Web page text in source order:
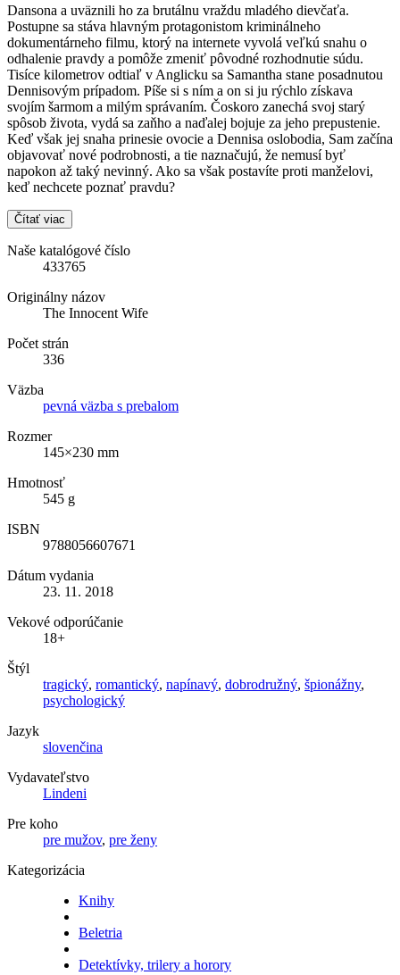
Dansona a uväznili ho za brutálnu vraždu mladého dievčaťa.
Postupne sa stáva hlavným protagonistom kriminálneho
dokumentárneho filmu, ktorý na internete vyvolá veľkú snahu o
odhalenie pravdy a pomôže zmeniť pôvodné rozhodnutie súdu.
Tisíce kilometrov odtiaľ v Anglicku sa Samantha stane posadnutou
Dennisovým prípadom. Píše si s ním a on si ju rýchlo získava
svojím šarmom a milým správaním. Čoskoro zanechá svoj starý
spôsob života, vydá sa zaňho a naďalej bojuje za jeho prepustenie.
Keď však jej snaha prinesie ovocie a Dennisa oslobodia, Sam začína
objavovať nové podrobnosti, a tie naznačujú, že nemusí byť
napokon až taký nevinný. Ako sa však postavíte proti manželovi,
keď nechcete poznať pravdu?
Čítať viac
Naše katalógové číslo
433765
Originálny názov
The Innocent Wife
Počet strán
336
Väzba
pevná väzba s prebalom
Rozmer
145×230 mm
Hmotnosť
545 g
ISBN
9788056607671
Dátum vydania
23. 11. 2018
Vekové odporúčanie
18+
Štýl
tragický, romantický, napínavý, dobrodružný, špionážny,
psychologický
Jazyk
slovenčina
Vydavateľstvo
Lindeni
Pre koho
pre mužov, pre ženy
Kategorizácia
Knihy
Beletria
Detektívky, trilery a horory